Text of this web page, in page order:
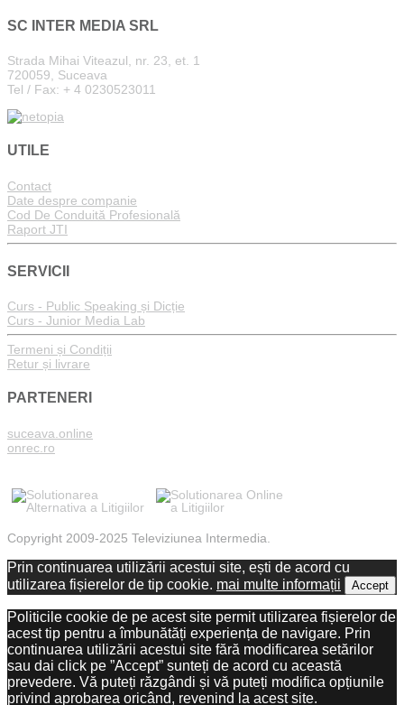
SC INTER MEDIA SRL
Strada Mihai Viteazul, nr. 23, et. 1
720059, Suceava
Tel / Fax: + 4 0230523011
UTILE
Contact
Date despre companie
Cod De Conduită Profesională
Raport JTI
SERVICII
Curs - Public Speaking și Dicție
Curs - Junior Media Lab
Termeni și Condiții
Retur și livrare
PARTENERI
suceava.online
onrec.ro
Copyright 2009-2025 Televiziunea Intermedia.
Prin continuarea utilizării acestui site, ești de acord cu
utilizarea fișierelor de tip cookie. mai multe informații Accept
Politicile cookie de pe acest site permit utilizarea fișierelor de
acest tip pentru a îmbunătăți experiența de navigare. Prin
continuarea utilizării acestui site fără modificarea setărilor
sau dai click pe ”Accept” sunteți de acord cu această
prevedere. Vă puteți răzgândi și vă puteți modifica opțiunile
privind aprobarea oricând, revenind la acest site.